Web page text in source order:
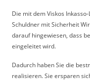
Die mit dem Viskos
Schuldner mit Sicherheit
darauf hingewiesen, dass
eingeleitet wird.
Dadurch haben Sie die
realisieren. Sie ersparen